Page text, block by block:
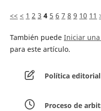
<< < 1 2 3 4 5 6 7 8 9 10 11
También puede Iniciar
para este artículo.
Política editorial
Proceso de